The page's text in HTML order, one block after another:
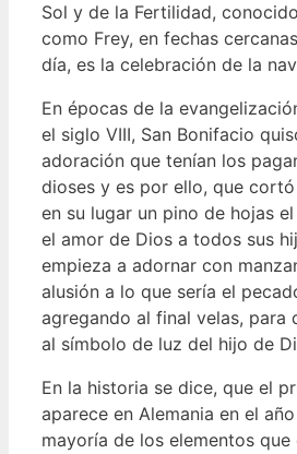
Sol y de la Fertilidad,
como Frey, en fechas
día, es la celebración de la
En épocas de la
el siglo VIII, San Bonifacio
adoración que tenían los
dioses y es por ello, que
en su lugar un pino de hojas
el amor de Dios a todos sus
empieza a adornar con
alusión a lo que sería el
agregando al final velas, para
al símbolo de luz del hijo de
En la historia se dice, que el
aparece en Alemania en el
mayoría de los elementos